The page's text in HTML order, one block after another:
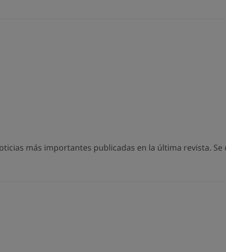
más importantes publicadas en la última revista.